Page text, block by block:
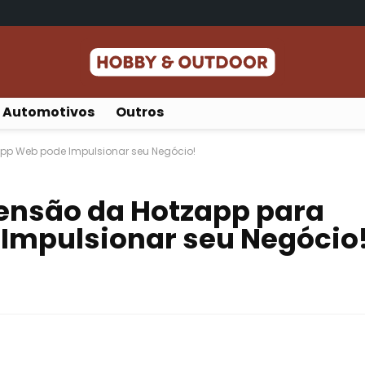
Automotivos Outros
Web pode Impulsionar seu Negócio!
da Hotzapp para
seu